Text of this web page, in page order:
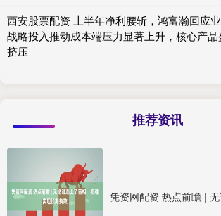
西安股票配资 上半年净利腰斩，鸿富瀚回应
战略投入推动成本端压力显著上升，核心产
挤压
推荐资讯